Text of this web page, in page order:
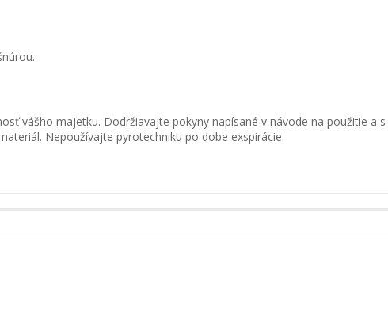
vášho majetku. Dodržiavajte pokyny napísané v návode na použitie a
Nepoužívajte pyrotechniku po dobe exspirácie.